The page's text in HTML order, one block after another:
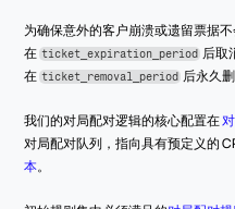
为确保意外的客户崩溃或遗留票据
在 ticket_expiration_period 后取
在 ticket_removal_period 后永久删
我们的对局配对逻辑的核心配置在
对局配对队列，指向具有预定义的
本。